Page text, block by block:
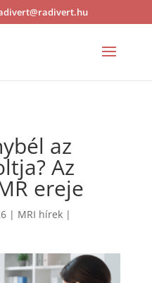
az
Az
ereje
| MRI hírek|